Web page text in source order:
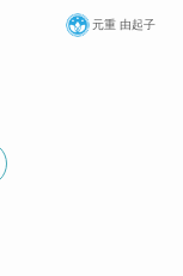
元重 由起子